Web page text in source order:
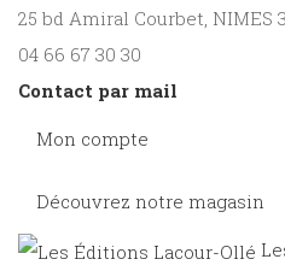
25 bd Amiral Courbet, NIMES
04 66 67 30 30
Contact par mail
Mon compte
Découvrez notre magasin